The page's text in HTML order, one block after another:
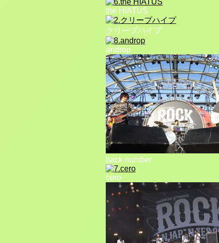
the HIATUS
クリープハイプ
androp
back number
cero